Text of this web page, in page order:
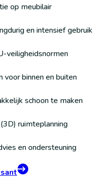
op meubilair
en intensief gebruik
veiligheidsnormen
voor binnen en buiten
schoon te maken
ruimteplanning
en ondersteuning